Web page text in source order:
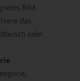
Bild
das
oder